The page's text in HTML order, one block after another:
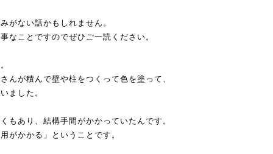
がない話かもしれません。
なことですのでぜひご一読ください。
んが積んで壁や柱をつくって色を塗って、
ました。
もあり、結構手間がかかっていたんです。
がかかる」ということです。